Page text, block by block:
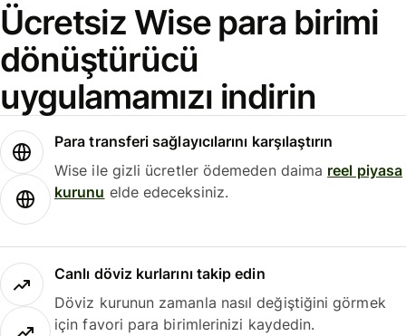
Ücretsiz Wise para birimi
dönüştürücü
uygulamamızı indirin
Para transferi sağlayıcılarını karşılaştırın
Wise ile gizli ücretler ödemeden daima reel piyasa
kurunu elde edeceksiniz.
Canlı döviz kurlarını takip edin
Döviz kurunun zamanla nasıl değiştiğini görmek
için favori para birimlerinizi kaydedin.